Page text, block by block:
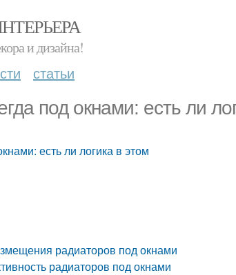
и дизайна!
статьи
под окнами: есть ли
есть ли логика в этом
радиаторов под окнами
радиаторов под окнами